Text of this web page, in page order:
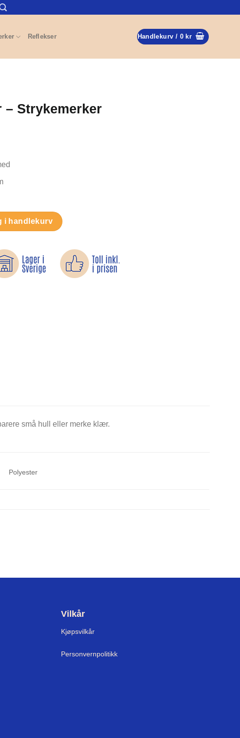
Reflekser Handlekurv / 0 kr
– Strykemerker
antall
i handlekurv
små hull eller merke klær.
Polyester
Vilkår
Kjøpsvilkår
Personvernpolitikk